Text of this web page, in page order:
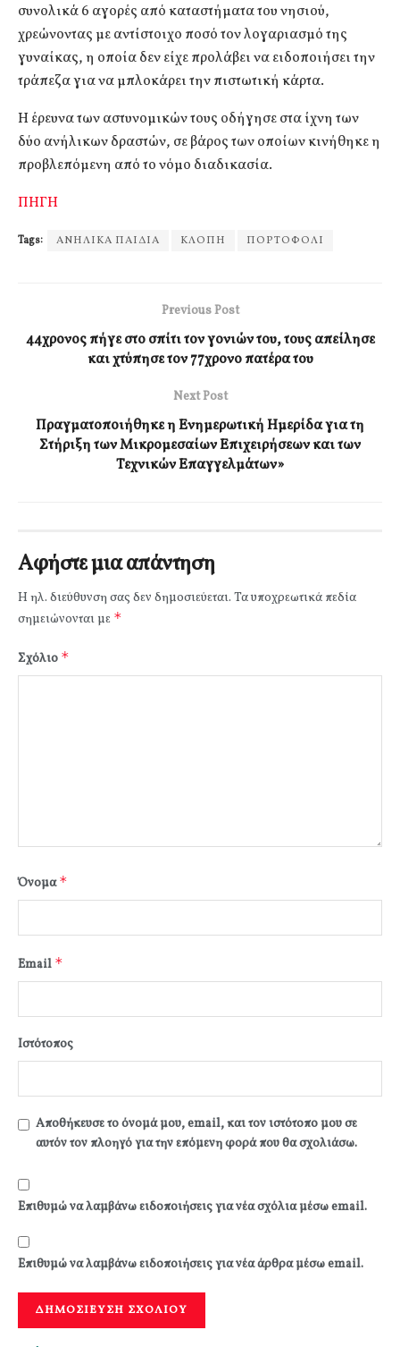
συνολικά 6 αγορές από καταστήματα του νησιού,
χρεώνοντας με αντίστοιχο ποσό τον λογαριασμό της
γυναίκας, η οποία δεν είχε προλάβει να ειδοποιήσει την
τράπεζα για να μπλοκάρει την πιστωτική κάρτα.
Η έρευνα των αστυνομικών τους οδήγησε στα ίχνη των
δύο ανήλικων δραστών, σε βάρος των οποίων κινήθηκε η
προβλεπόμενη από το νόμο διαδικασία.
ΠΗΓΗ
Tags: ΑΝΗΛΙΚΑ ΠΑΙΔΙΑ ΚΛΟΠΗ ΠΟΡΤΟΦΟΛΙ
Previous Post
44χρονος πήγε στο σπίτι τον γονιών του, τους απείλησε
και χτύπησε τον 77χρονο πατέρα του
Next Post
Πραγματοποιήθηκε η Ενημερωτική Ημερίδα για τη
Στήριξη των Μικρομεσαίων Επιχειρήσεων και των
Τεχνικών Επαγγελμάτων»
Αφήστε μια απάντηση
Η ηλ. διεύθυνση σας δεν δημοσιεύεται. Τα υποχρεωτικά πεδία
σημειώνονται με *
Σχόλιο *
Όνομα*
Email *
Ιστότοπος
Αποθήκευσε το όνομά μου, email, και τον ιστότοπο μου σε
αυτόν τον πλοηγό για την επόμενη φορά που θα σχολιάσω.
Επιθυμώ να λαμβάνω ειδοποιήσεις για νέα σχόλια μέσω email.
Επιθυμώ να λαμβάνω ειδοποιήσεις για νέα άρθρα μέσω email.